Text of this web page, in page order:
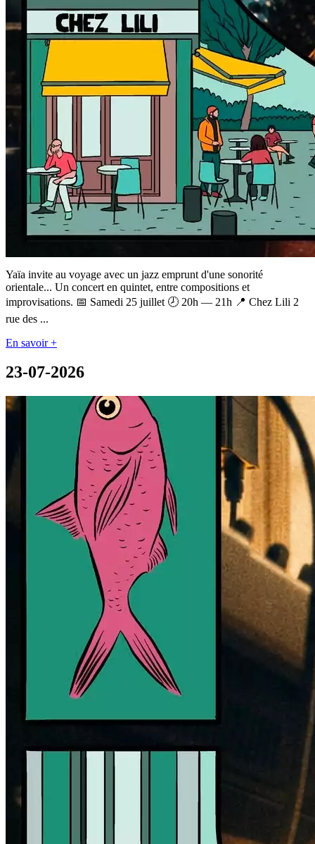
Yaïa invite au voyage avec un jazz emprunt d'une sonorité
orientale... Un concert en quintet, entre compositions et
improvisations. 📅 Samedi 25 juillet 🕗 20h — 21h 📍 Chez Lili 2
rue des ...
En savoir +
23-07-2026